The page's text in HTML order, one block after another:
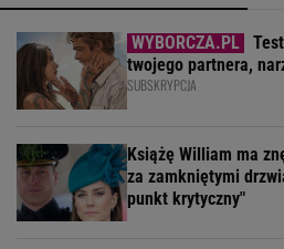
twojego partnera,
SUBSKRYPCJA
Książę William ma
za zamkniętymi
punkt krytyczny"